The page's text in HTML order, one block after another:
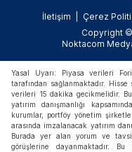
İletişim Çerez
Copyright ©
Noktacom
Yasal Uyarı: Piyasa verileri
tarafından sağlanmaktadır.
verileri 15 dakika gecikmelidir.
yatırım danışmanlığı
kurumlar, portföy yönetim
arasında imzalanacak yatırım
Burada yer alan yorum ve
görüşlerine dayanmaktadır.